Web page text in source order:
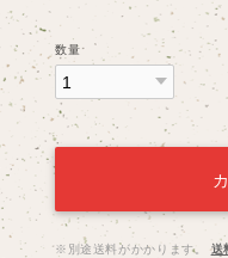
数量
※別途送料がかかります。 送